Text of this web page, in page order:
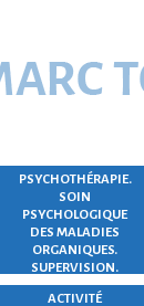
PSYCHOTHÉRAPIE.
SOIN
PSYCHOLOGIQUE
DES MALADIES
ORGANIQUES.
SUPERVISION.
ACTIVITÉ